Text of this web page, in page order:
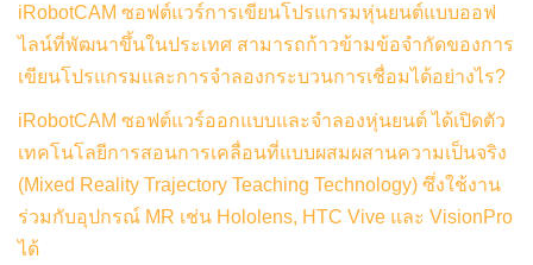
iRobotCAM ซอฟต์แวร์การเขียนโปรแกรมหุ่นยนต์แบบออฟ
ไลน์ที่พัฒนาขึ้นในประเทศ สามารถก้าวข้ามข้อจำกัดของการ
เขียนโปรแกรมและการจำลองกระบวนการเชื่อมได้อย่างไร?
iRobotCAM ซอฟต์แวร์ออกแบบและจำลองหุ่นยนต์ ได้เปิดตัว
เทคโนโลยีการสอนการเคลื่อนที่แบบผสมผสานความเป็นจริง
(Mixed Reality Trajectory Teaching Technology) ซึ่งใช้งาน
ร่วมกับอุปกรณ์ MR เช่น Hololens, HTC Vive และ VisionPro
ได้